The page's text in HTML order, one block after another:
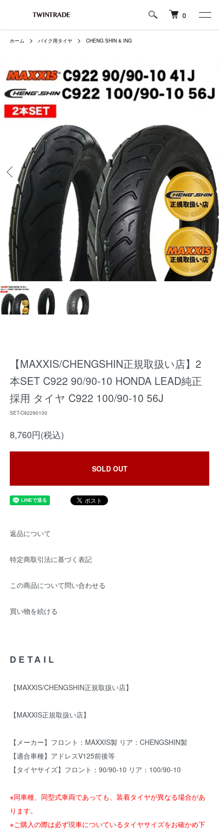
0
ホーム バイク用タイヤ CHENG SHIN & ING
【MAXXIS/CHENGSHIN正規取扱い店】2
本SET C922 90/90-10 HONDA LEAD純正
採用 タイヤ C922 100/90-10 56J
SET-C92290100
8,760円(税込)
SOLD OUT
返品について
特定商取引法に基づく表記
この商品について問い合わせる
買い物を続ける
DETAIL
【MAXXIS/CHENGSHIN正規取扱い店】
【MAXXIS正規取扱い店】
【メーカー】フロント：MAXXIS製 リア：CHENGSHIN製
【適合車種】アドレスV125前後等
【タイヤサイズ】フロント：90/90-10 リア：100/90-10
※同車種、同型式車両であっても、装着タイヤが異なる場合があ
ります。
※ご購入の際は必ず現車についているタイヤサイズをお確かめ下